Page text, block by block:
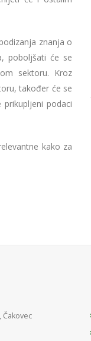
znanja o
poboljšati će se
sektoru. Kroz
također će se
podaci
kako za
Čakovec